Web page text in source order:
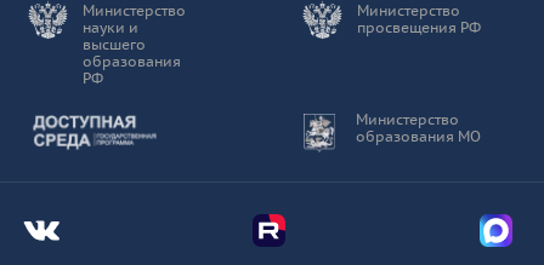
Министерство
науки и
высшего
образования
РФ
Министерство
просвещения РФ
Министерство
образования МО
Доступная среда
Мы во Вконтакте Мы в Telegram Мы в